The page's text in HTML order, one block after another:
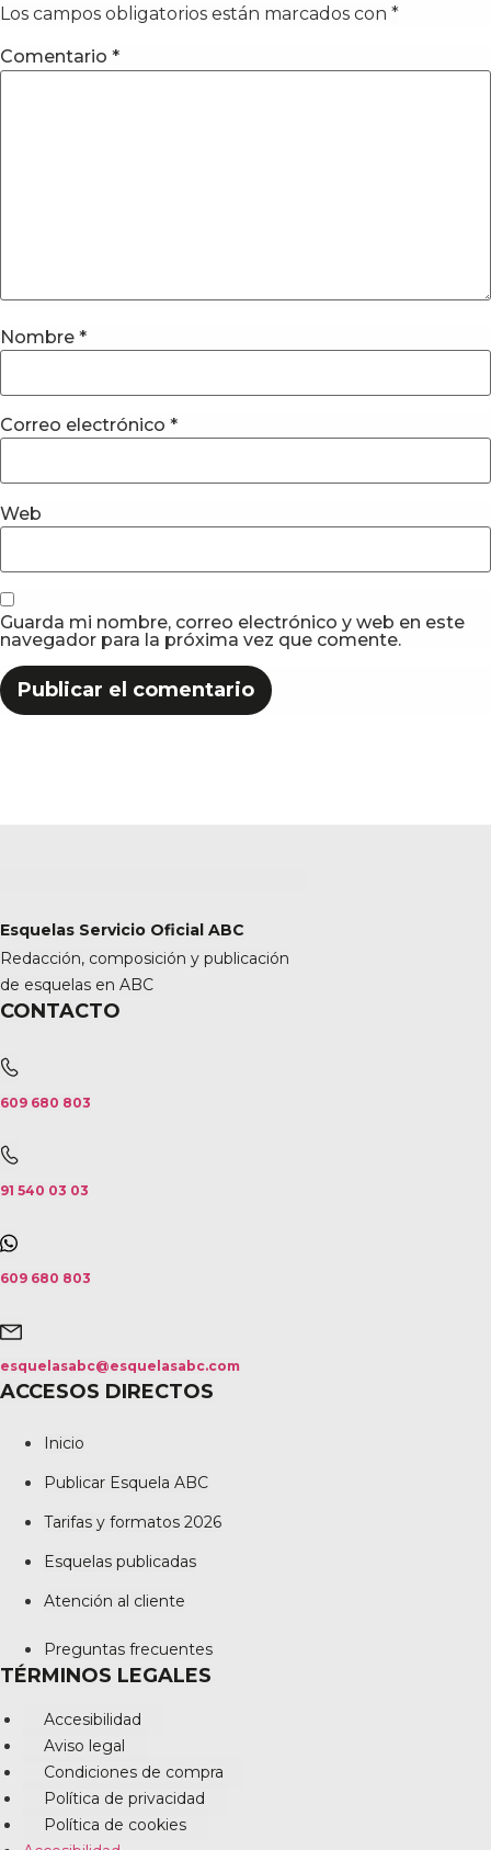
Los campos obligatorios están marcados con *
Comentario *
Nombre *
Correo electrónico *
Web
Guarda mi nombre, correo electrónico y web en este
navegador para la próxima vez que comente.
Esquelas Servicio Oficial ABC
Redacción, composición y publicación
de esquelas en ABC
CONTACTO
609 680 803
91 540 03 03
609 680 803
esquelasabc@esquelasabc.com
ACCESOS DIRECTOS
Inicio
Publicar Esquela ABC
Tarifas y formatos 2026
Esquelas publicadas
Atención al cliente
Preguntas frecuentes
TÉRMINOS LEGALES
Accesibilidad
Aviso legal
Condiciones de compra
Política de privacidad
Política de cookies